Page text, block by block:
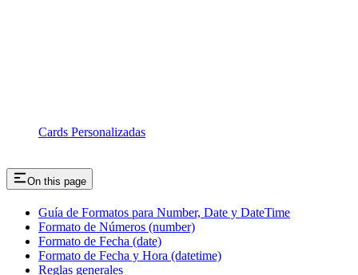
Cards Personalizadas
On this page
Guía de Formatos para Number, Date y DateTime
Formato de Números (number)
Formato de Fecha (date)
Formato de Fecha y Hora (datetime)
Reglas generales